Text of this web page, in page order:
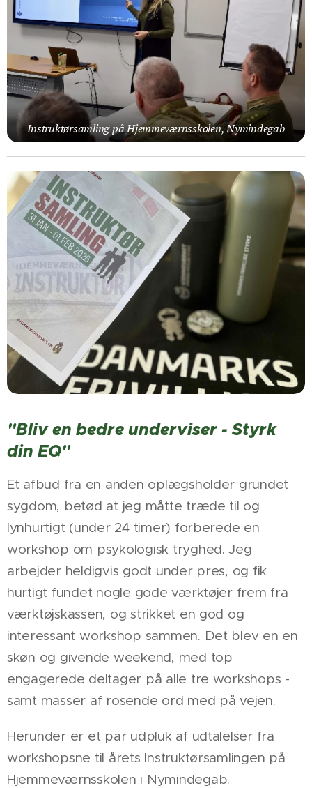
Instruktørsamling på Hjemmeværnsskolen, Nymindegab
"Bliv en bedre underviser - Styrk
din EQ"
Et afbud fra en anden oplægsholder grundet
sygdom, betød at jeg måtte træde til og
lynhurtigt (under 24 timer) forberede en
workshop om psykologisk tryghed. Jeg
arbejder heldigvis godt under pres, og fik
hurtigt fundet nogle gode værktøjer frem fra
værktøjskassen, og strikket en god og
interessant workshop sammen. Det blev en en
skøn og givende weekend, med top
engagerede deltager på alle tre workshops -
samt masser af rosende ord med på vejen.
Herunder er et par udpluk af udtalelser fra
workshopsne til årets Instruktørsamlingen på
Hjemmeværnsskolen i Nymindegab.